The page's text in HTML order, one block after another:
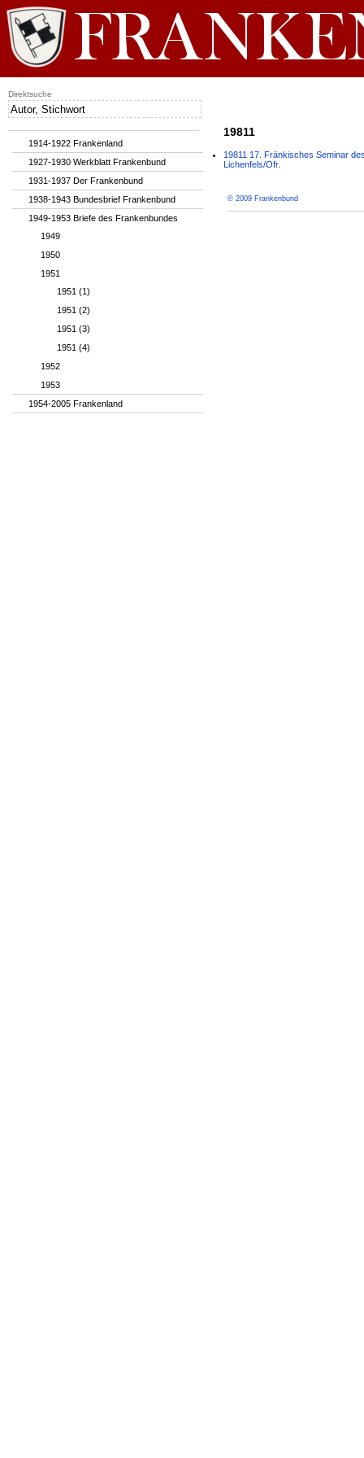
19811
19811 17. Fränkisches Seminar
Lichenfels/Ofr.
© 2009 Frankenbund
1914-1922 Frankenland
1927-1930 Werkblatt Frankenbund
1931-1937 Der Frankenbund
1938-1943 Bundesbrief Frankenbund
1949-1953 Briefe des Frankenbundes
1949
1950
1951
1951 (1)
1951 (2)
1951 (3)
1951 (4)
1952
1953
1954-2005 Frankenland
Direktsuche